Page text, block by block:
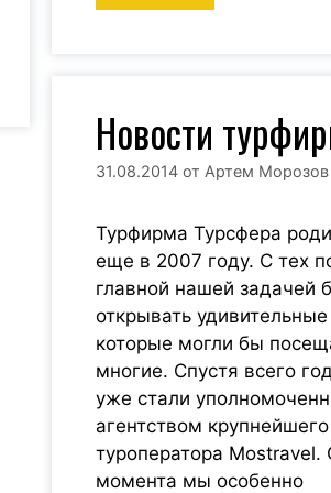
Новости
31.08.2014 от Артем Морозов
Турфирма Турсфера
еще в 2007 году. С тех
главной нашей задачей
открывать
которые могли бы
многие. Спустя всего
уже стали
агентством крупнейшего
туроператора Mostravel.
момента мы особенно